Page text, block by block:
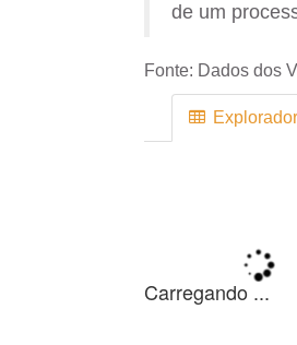
de um
Fonte: Dados dos